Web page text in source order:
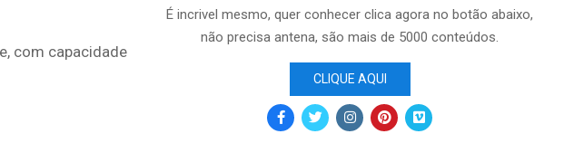
com capacidade
É incrivel mesmo, quer conhecer clica agora no botão abaixo,
não precisa antena, são mais de 5000 conteúdos.
CLIQUE AQUI